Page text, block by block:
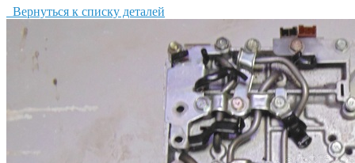
Вернуться к списку деталей